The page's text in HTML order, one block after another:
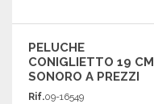
PELUCHE
CONIGLIETTO 19 CM
SONORO A PREZZI
ALL'INGROSSO
Rif.09-16549